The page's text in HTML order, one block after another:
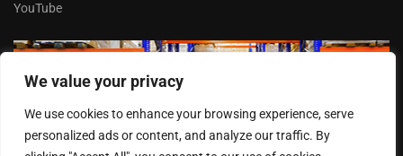
We value your privacy
We use cookies to enhance your browsing experience, serve
personalized ads or content, and analyze our traffic. By
YouTube
Trabaja con nosotros
Entrar